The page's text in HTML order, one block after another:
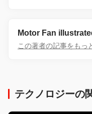
Motor Fan
この著者の記事をもっ
テクノロジーの